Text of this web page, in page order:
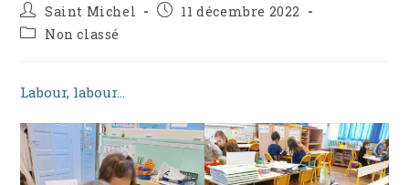
Auteur/autrice
de
la
Saint Michel
Publication
11 décembre 2022
PostNon classé
Labour, labour…